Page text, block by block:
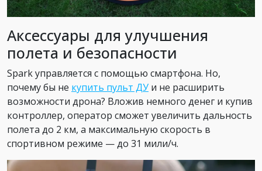
Аксессуары для улучшения
полета и безопасности
Spark управляется с помощью смартфона. Но,
почему бы не купить пульт ДУ и не расширить
возможности дрона? Вложив немного денег и купив
контроллер, оператор сможет увеличить дальность
полета до 2 км, а максимальную скорость в
спортивном режиме — до 31 мили/ч.